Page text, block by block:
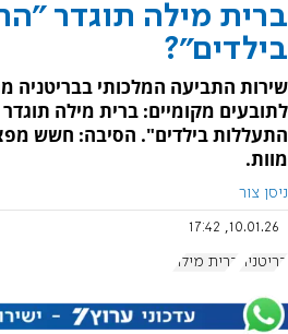
ברית מילה תוגדר
בילדים"?
שירות התביעה המלכותי בבריטניה
לתובעים מקומיים: ברית מילה
התעללות בילדים". הסיבה: חשש
מוות.
ניסן צור
10.01.26, 17:42
בריטניה ברית מילה